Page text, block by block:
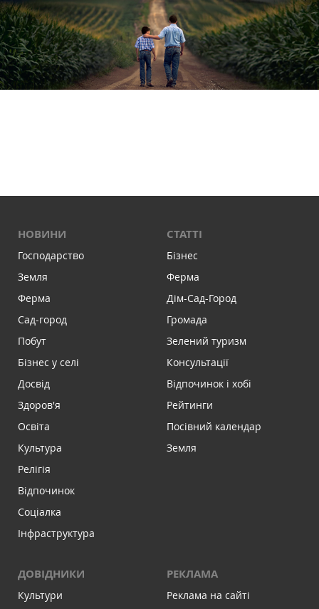
НОВИНИ
Господарство
Земля
Ферма
Сад-город
Побут
Бізнес у селі
Досвід
Здоров'я
Освіта
Культура
Релігія
Відпочинок
Соціалка
Інфраструктура
СТАТТІ
Бізнес
Ферма
Дім-Сад-Город
Громада
Зелений туризм
Консультації
Відпочинок і хобі
Рейтинги
Посівний календар
Земля
ДОВІДНИКИ
Культури
РЕКЛАМА
Реклама на сайті